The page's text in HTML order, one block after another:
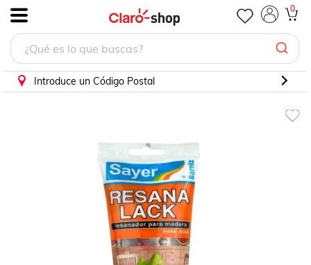
0
Introduce un Código Postal
Resanador para madera color blanco 250ml